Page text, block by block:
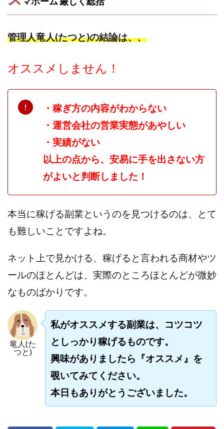
管理人竜人(たつと)の結論は、、
オススメしません！
・稼ぎ方の内容がわからない
・運営会社の営業実態があやしい
・実績がない
以上の点から、安易に手を出さない方
がよいと判断しました！
本当に稼げる副業というのを見つけるのは、とて
も難しいことですよね。
ネット上で見かける、稼げると言われる商材やツ
ールのほとんどは、実際のところほとんどが微妙
なものばかりです。
竜人(た
つと)
私がオススメする副業は、コツコツ
としっかり稼げるものです。
興味がありましたら『オススメ』を
覗いてみてください。
本日もありがとうございました。